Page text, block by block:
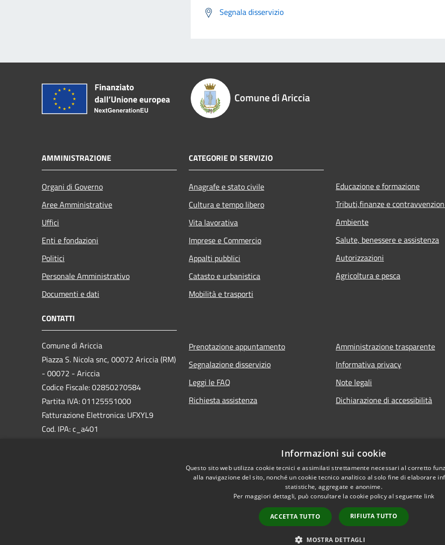
Segnala disservizio
Comune di Ariccia
AMMINISTRAZIONE
Organi di Governo
Aree Amministrative
Uffici
Enti e fondazioni
Politici
Personale Amministrativo
Documenti e dati
CATEGORIE DI SERVIZIO
Anagrafe e stato civile
Cultura e tempo libero
Vita lavorativa
Imprese e Commercio
Appalti pubblici
Catasto e urbanistica
Mobilità e trasporti
Educazione e formazione
Tributi,finanze e
Ambiente
Salute, benessere e assistenza
Autorizzazioni
Agricoltura e pesca
CONTATTI
Comune di Ariccia
Piazza S. Nicola snc, 00072 Ariccia (RM)
- 00072 - Ariccia
Codice Fiscale: 02850270584
Partita IVA: 01125551000
Fatturazione Elettronica: UFXYL9
Cod. IPA: c_a401
Prenotazione appuntamento
Segnalazione disservizio
Leggi le FAQ
Richiesta assistenza
Amministrazione trasparente
Informativa privacy
Note legali
Dichiarazione di accessibilità
Copyright © 2026 •
Informazioni sui cookie
Questo sito web utilizza cookie tecnici e assimilati strettamente necessari al corretto
alla navigazione del sito, nonché un cookie tecnico analitico al solo fine di elaborare
statistiche, aggregate e anonime.
Per maggiori dettagli, può consultare la cookie policy al seguente link
ACCETTA TUTTO RIFIUTA TUTTO
MOSTRA DETTAGLI